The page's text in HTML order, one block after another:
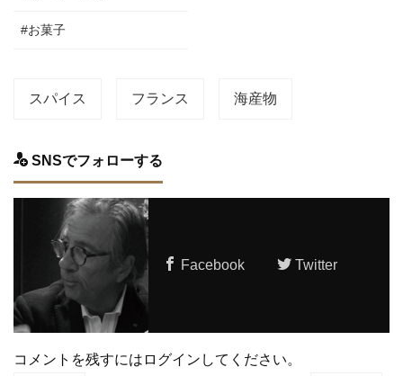
#お菓子
スパイス フランス 海産物
SNSでフォローする
Facebook Twitter
コメントを残すにはログインしてください。